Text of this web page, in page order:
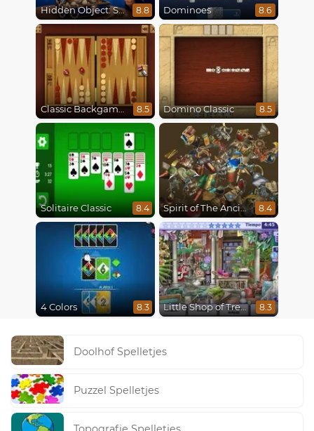
Hidden Object: Street Of Secrets 8.8 Dominoes 8.6
Classic Backgammon 8.5 Domino Classic 8.5
Solitaire Classic 8.4 Spirit of The Ancient Forest 8.4
4 Colors 8.3 Little Shop of Treasures 8.3
Doolhof Spelletjes
Puzzel Spelletjes